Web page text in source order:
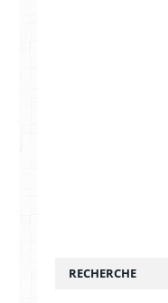
RECHERCHE